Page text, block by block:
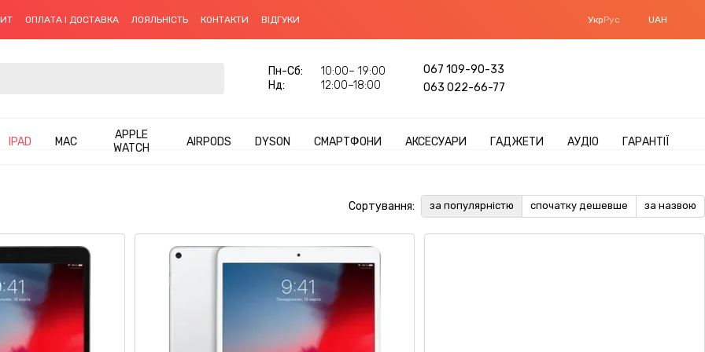
ОПЛАТА І ДОСТАВКА ЛОЯЛЬНІСТЬ КОНТАКТИ ВІДГУКИ УкрРус UAH
Пн-Cб:
10:00– 19:00
Нд:
12:00–18:00
067 109-90-33
063 022-66-77
IPAD MAC
APPLE
WATCH
AIRPODS DYSON СМАРТФОНИ АКСЕСУАРИ ГАДЖЕТИ АУДІО ГАРАНТІЇ
Сортування: за популярністю спочатку дешевше за назвою